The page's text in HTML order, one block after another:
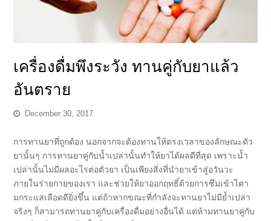
เครื่องดื่มพึงระวัง ทานคู่กับยาแล้ว
อันตราย
December 30, 2017
การทานยาที่ถูกต้อง นอกจากจะต้องทานให้ตรงเวลาของลักษณะตัว
ยานั้นๆ การทานยาคู่กับน้ำเปล่านั้นทำให้ยาได้ผลดีที่สุด เพราะน้ำ
เปล่านั้นไม่มีผลอะไรต่อตัวยา เป็นเพียงสิ่งที่นำยาเข้าสู่อวันวะ
ภายในร่ายกายของเรา และช่วยให้ยาออกฤทธิ์ด้วยการซึมเข้าไตา
มกระแสเลือดดียิ่งขึ้น แต่ถ้าหากขณะที่กำลังจะทานยาไม่มีย้ำเปล่า
จริงๆ ก็สามารถทานยาคู่กับเครื่องดื่มอย่างอื่นได้ แต่ห้ามทานยาคู่กับ